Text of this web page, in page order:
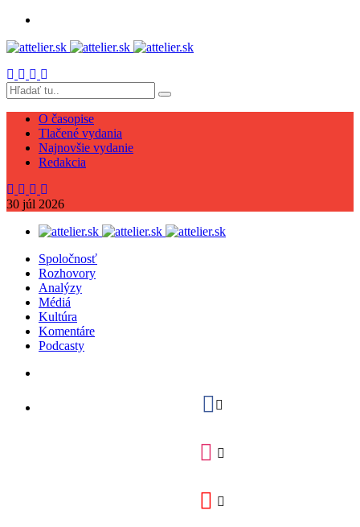
O časopise
Tlačené vydania
Najnovšie vydanie
Redakcia
30 júl 2026
Spoločnosť
Rozhovory
Analýzy
Médiá
Kultúra
Komentáre
Podcasty